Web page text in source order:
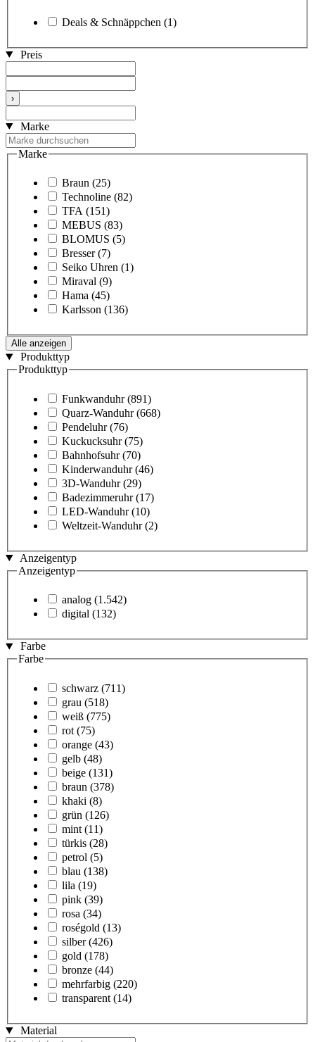
Deals & Schnäppchen (1)
Preis
›
Marke
Marke
Braun (25)
Technoline (82)
TFA (151)
MEBUS (83)
BLOMUS (5)
Bresser (7)
Seiko Uhren (1)
Miraval (9)
Hama (45)
Karlsson (136)
Alle anzeigen
Produkttyp
Produkttyp
Funkwanduhr (891)
Quarz-Wanduhr (668)
Pendeluhr (76)
Kuckucksuhr (75)
Bahnhofsuhr (70)
Kinderwanduhr (46)
3D-Wanduhr (29)
Badezimmeruhr (17)
LED-Wanduhr (10)
Weltzeit-Wanduhr (2)
Anzeigentyp
Anzeigentyp
analog (1.542)
digital (132)
Farbe
Farbe
schwarz (711)
grau (518)
weiß (775)
rot (75)
orange (43)
gelb (48)
beige (131)
braun (378)
khaki (8)
grün (126)
mint (11)
türkis (28)
petrol (5)
blau (138)
lila (19)
pink (39)
rosa (34)
roségold (13)
silber (426)
gold (178)
bronze (44)
mehrfarbig (220)
transparent (14)
Material